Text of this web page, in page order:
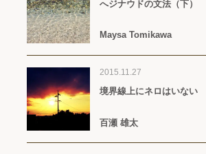
へジナウドの文法（下）
Maysa Tomikawa
2015.11.27
境界線上にネロはいない
百瀬 雄太